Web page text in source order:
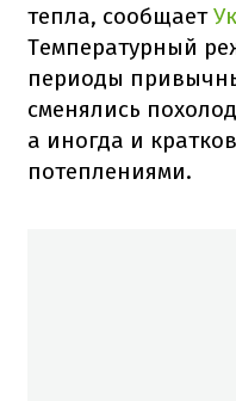
тепла, сообщает
Температурный
периоды
сменялись
а иногда и
потеплениями.